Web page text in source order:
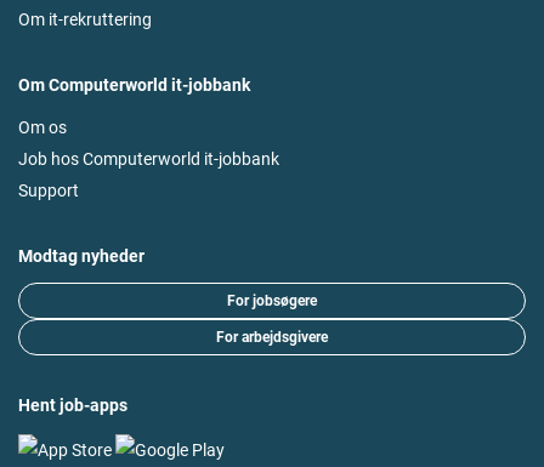
Om it-rekruttering
Om Computerworld it-jobbank
Om os
Job hos Computerworld it-jobbank
Support
Modtag nyheder
For jobsøgere
For arbejdsgivere
Hent job-apps